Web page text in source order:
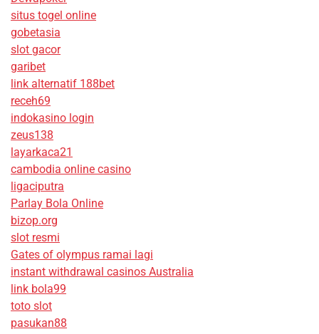
situs togel online
gobetasia
slot gacor
garibet
link alternatif 188bet
receh69
indokasino login
zeus138
layarkaca21
cambodia online casino
ligaciputra
Parlay Bola Online
bizop.org
slot resmi
Gates of olympus ramai lagi
instant withdrawal casinos Australia
link bola99
toto slot
pasukan88